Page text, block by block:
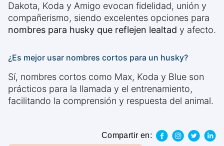
Dakota, Koda y Amigo evocan fidelidad, unión y
compañerismo, siendo excelentes opciones para
nombres para husky que reflejen lealtad y afecto.
¿Es mejor usar nombres cortos para un husky?
Sí, nombres cortos como Max, Koda y Blue son
prácticos para la llamada y el entrenamiento,
facilitando la comprensión y respuesta del animal.
Compartir en: